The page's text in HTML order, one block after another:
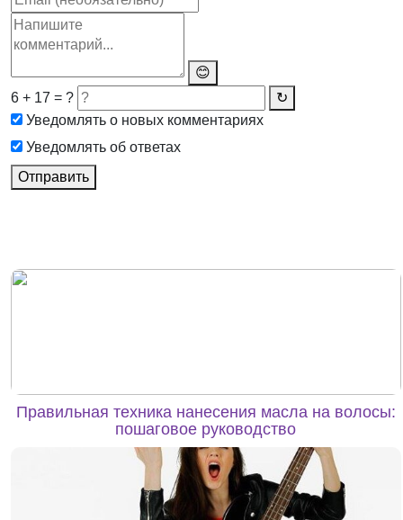
😊
6 + 17 = ?
↻
Уведомлять о новых комментариях
Уведомлять об ответах
Отправить
Правильная техника нанесения масла на волосы:
пошаговое руководство